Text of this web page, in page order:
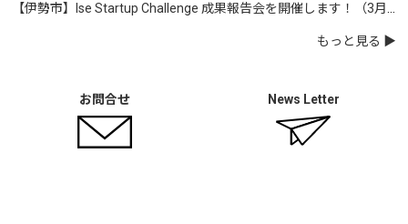
【伊勢市】Ise Startup Challenge 成果報告会を開催します！（3月19日開催）
もっと見る
お問合せ News Letter